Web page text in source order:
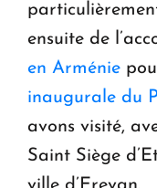
ensuite de
en Arménie
inaugurale du
avons visité,
Saint Siège